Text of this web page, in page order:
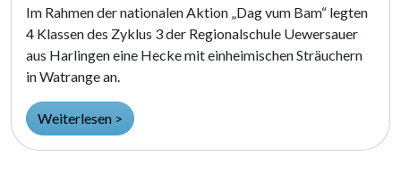
Im Rahmen der nationalen Aktion „Dag vum Bam“ legten
4 Klassen des Zyklus 3 der Regionalschule Uewersauer
aus Harlingen eine Hecke mit einheimischen Sträuchern
in Watrange an.
Weiterlesen >